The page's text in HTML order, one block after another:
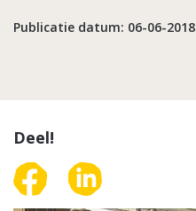
Publicatie datum: 06-06-2018
Deel!